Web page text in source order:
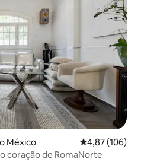
México Classificação
4,87 (106)
coração de RomaNorte